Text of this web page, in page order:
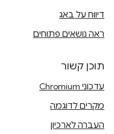
דיווח על באג
ראה נושאים פתוחים
תוכן קשור
עדכוני Chromium
מקרים לדוגמה
העברה לארכיון